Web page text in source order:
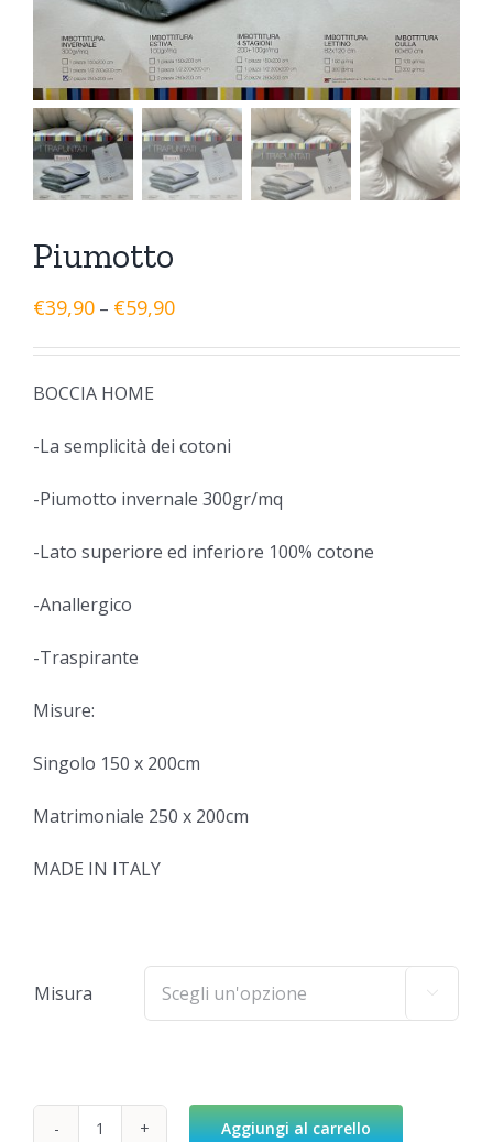
Piumotto
€39,90 – €59,90
BOCCIA HOME
-La semplicità dei cotoni
-Piumotto invernale 300gr/mq
-Lato superiore ed inferiore 100% cotone
-Anallergico
-Traspirante
Misure:
Singolo 150 x 200cm
Matrimoniale 250 x 200cm
MADE IN ITALY
Misura
Aggiungi al carrello